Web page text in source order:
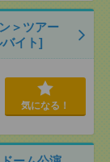
＞ツアー
イト]
気になる！